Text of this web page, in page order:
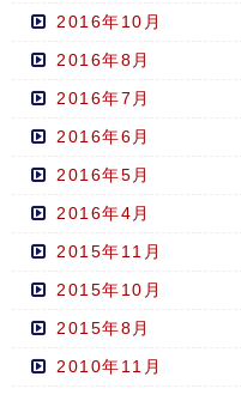
2016年10月
2016年8月
2016年7月
2016年6月
2016年5月
2016年4月
2015年11月
2015年10月
2015年8月
2010年11月